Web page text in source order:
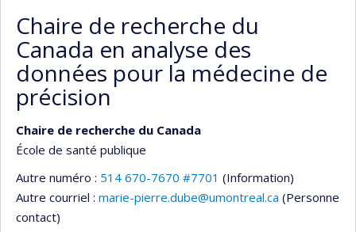
Chaire de recherche du
Canada en analyse des
données pour la médecine de
précision
Chaire de recherche du Canada
École de santé publique
Autre numéro : 514 670-7670 #7701 (Information)
Autre courriel : marie-pierre.dube@umontreal.ca (Personne
contact)